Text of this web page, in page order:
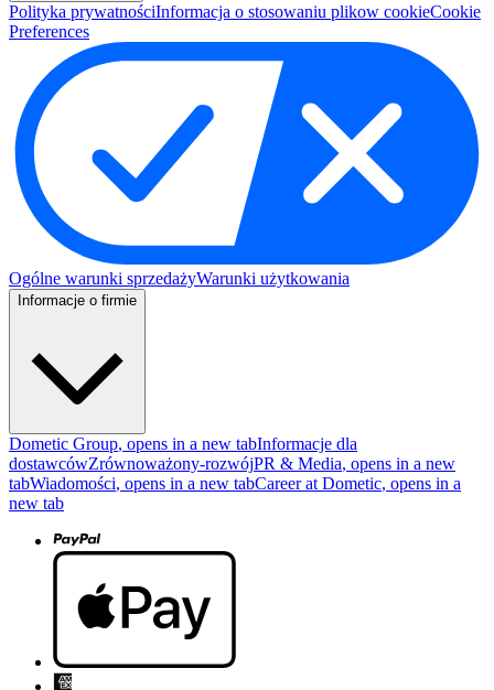
Polityka prywatnościInformacja o stosowaniu plikow cookieCookie
Preferences
Ogólne warunki sprzedażyWarunki użytkowania
Informacje o firmie
Dometic Group, opens in a new tabInformacje dla
dostawcówZrównoważony-rozwójPR & Media, opens in a new
tabWiadomości, opens in a new tabCareer at Dometic, opens in a
new tab